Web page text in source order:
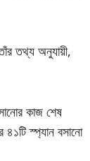
তথ্য অনুযায়ী,
কাজ শেষ
স্প্যান বসানো